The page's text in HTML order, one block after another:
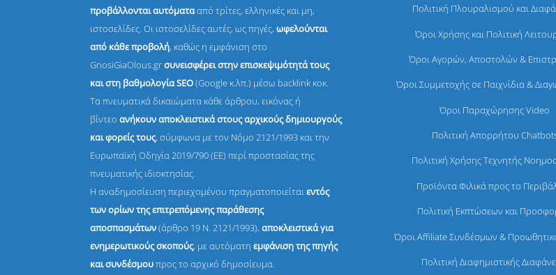
προβάλλονται αυτόματααπό τρίτες, ελληνικές και μη,
ιστοσελίδες. Οι ιστοσελίδες αυτές, ως πηγές,ωφελούνται
από κάθε προβολή, καθώς η εμφάνιση στο
GnosiGiaOlous.grσυνεισφέρει στην επισκεψιμότητά τους
και στη βαθμολογία SEO(Google κ.λπ.) μέσω backlink κοκ.
Τα πνευματικά δικαιώματα κάθε άρθρου, εικόνας ή
βίντεοανήκουν αποκλειστικά στους αρχικούς δημιουργούς
και φορείς τους, σύμφωνα με τον Νόμο 2121/1993 και την
Ευρωπαϊκή Οδηγία 2019/790 (ΕΕ) περί προστασίας της
πνευματικής ιδιοκτησίας.
Η αναδημοσίευση περιεχομένου πραγματοποιείταιεντός
των ορίων της επιτρεπόμενης παράθεσης
αποσπασμάτων(άρθρο 19 Ν. 2121/1993), αποκλειστικά για
ενημερωτικούς σκοπούς, με αυτόματηεμφάνιση της πηγής
και συνδέσμουπρος το αρχικό δημοσίευμα.
Πολιτική Πλουραλισμού και
Όροι Χρήσης και Πολιτική
Όροι Αγορών, Αποστολών &
Όροι Συμμετοχής σε Παιχνίδια &
Όροι Παραχώρησης Video
Πολιτική Απορρήτου
Πολιτική Χρήσης Τεχνητής
Προϊόντα Φιλικά προς το
Πολιτική Εκπτώσεων και
Όροι Affiliate Συνδέσμων &
Πολιτική Διαφημιστικής